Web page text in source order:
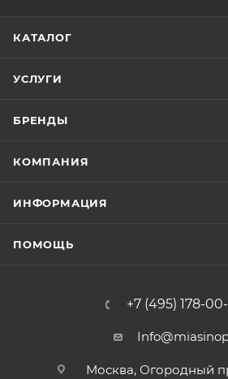
КАТАЛОГ
УСЛУГИ
БРЕНДЫ
КОМПАНИЯ
ИНФОРМАЦИЯ
ПОМОЩЬ
+7 (495) 178-
Москва, Огородный